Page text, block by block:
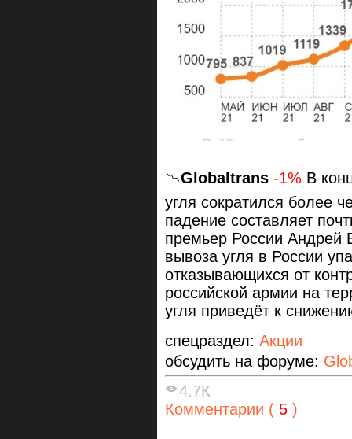
📉Globaltrans -1% В
угля сократился более
падение составляет
премьер России Андрей
вывоза угля в России
отказывающихся от
российской армии на
угля приведёт к
спецраздел: Акции
обсудить на форуме:
4.7К
Комментарии ( 5 )